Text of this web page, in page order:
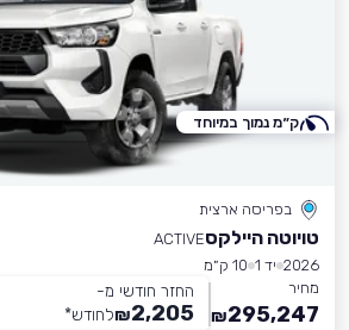
בפריסה ארצית
טויוטה היילקסACTIVE
2026 יד 1
10 ק״מ
מחיר
295,247
₪
החזר חודשי מ-
2,205
₪לחודש*
ק״מ נמוך במיוחד